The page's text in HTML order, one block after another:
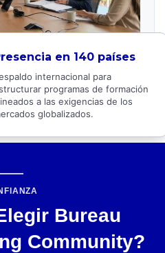
en 140 países
internacional para
programas de formación
a las exigencias de los
globalizados.
Bureau
Community?